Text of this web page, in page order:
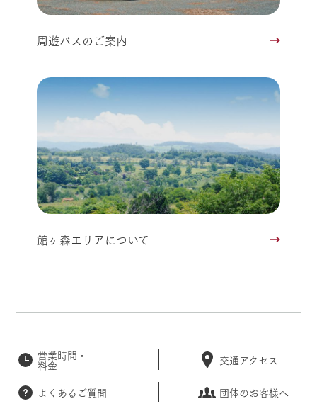
周遊バスのご案内
館ヶ森エリアについて
営業時間・
料金 交通アクセス
よくあるご質問
団体のお客様へ